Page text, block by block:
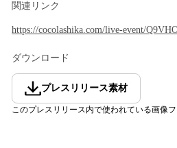
関連リンク
https://cocolashika.com/live-event/
ダウンロード
プレスリリース素材
このプレスリリース内で使われている画像